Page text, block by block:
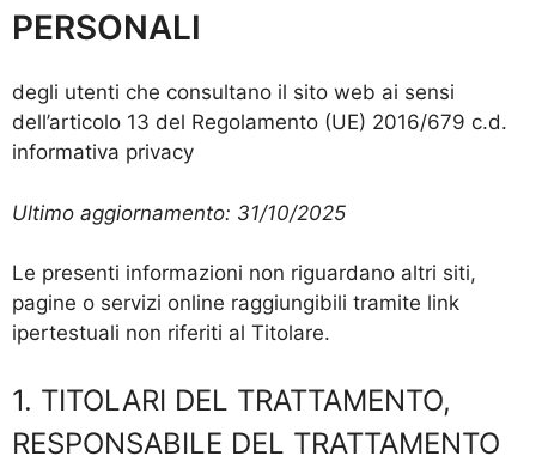
PERSONALI
degli utenti che consultano il sito web ai sensi
dell’articolo 13 del Regolamento (UE) 2016/679 c.d.
informativa privacy
Ultimo aggiornamento: 31/10/2025
Le presenti informazioni non riguardano altri siti,
pagine o servizi online raggiungibili tramite link
ipertestuali non riferiti al Titolare.
1. TITOLARI DEL TRATTAMENTO,
RESPONSABILE DEL TRATTAMENTO